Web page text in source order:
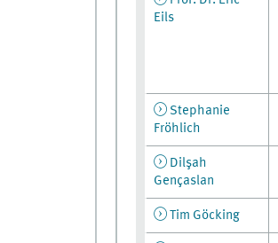
Eils
Stephanie
Fröhlich
Dilşah
Gençaslan
Tim Göcking